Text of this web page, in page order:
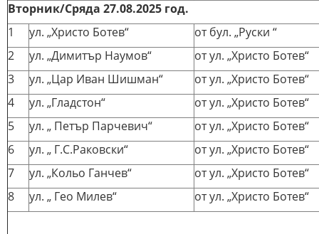
Вторник/Сряда 27.08.2025 год.
1
ул. „Христо Ботев“
от бул. „Руски “
2
ул. „Димитър Наумов“
от ул. „Христо Ботев“
3
ул. „Цар Иван Шишман“
от ул. „Христо Ботев“
4
ул. „Гладстон“
от ул. „Христо Ботев“
5
ул. „ Петър Парчевич“
от ул. „Христо Ботев“
6
ул. „ Г.С.Раковски“
от ул. „Христо Ботев“
7
ул. „Кольо Ганчев“
от ул. „Христо Ботев“
8
ул. „ Гео Милев“ от ул. „Христо Ботев“